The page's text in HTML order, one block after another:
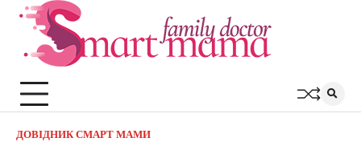
Перейти
ДОВІДНИК СМАРТ МАМИ